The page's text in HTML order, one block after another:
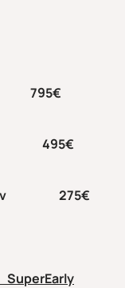
795€
495€
275€
SuperEarly